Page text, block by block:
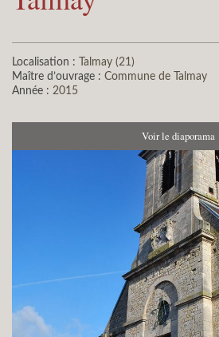
Localisation :
Talmay (21)
Maître d’ouvrage : Commune de Talmay
Année : 2015
Voir le diaporama